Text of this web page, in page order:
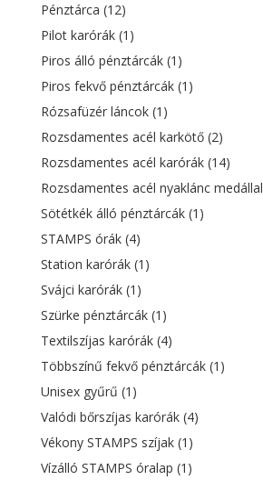
Pénztárca (12)
Pilot karórák (1)
Piros álló pénztárcák (1)
Piros fekvő pénztárcák (1)
Rózsafüzér láncok (1)
Rozsdamentes acél karkötő (2)
Rozsdamentes acél karórák (14)
Rozsdamentes acél nyaklánc medállal
Sötétkék álló pénztárcák (1)
STAMPS órák (4)
Station karórák (1)
Svájci karórák (1)
Szürke pénztárcák (1)
Textilszíjas karórák (4)
Többszínű fekvő pénztárcák (1)
Unisex gyűrű (1)
Valódi bőrszíjas karórák (4)
Vékony STAMPS szíjak (1)
Vízálló STAMPS óralap (1)